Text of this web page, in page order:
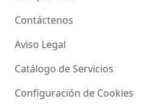
Contáctenos
Aviso Legal
Catálogo de Servicios
Configuración de Cookies